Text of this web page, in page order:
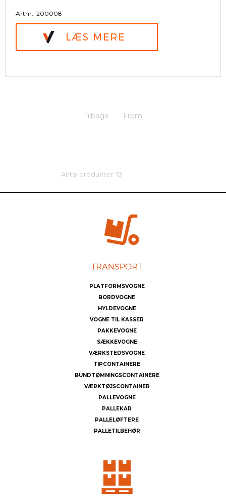
Artnr.: 200008
Tilbage Frem
Antal produkter: 13
PLATFORMSVOGNE
BORDVOGNE
HYLDEVOGNE
VOGNE TIL KASSER
PAKKEVOGNE
SÆKKEVOGNE
VÆRKSTEDSVOGNE
TIPCONTAINERE
BUNDTØMNINGSCONTAINERE
VÆRKTØJSCONTAINER
PALLEVOGNE
PALLEKAR
PALLELØFTERE
PALLETILBEHØR